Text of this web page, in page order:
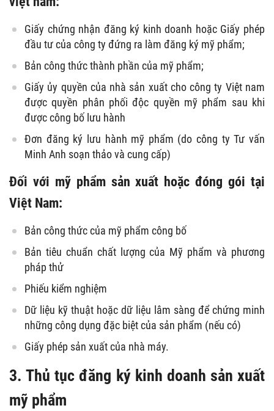
Giấy chứng nhận đăng ký kinh doanh hoặc Giấy phép
đầu tư của công ty đứng ra làm đăng ký mỹ phẩm;
Bản công thức thành phần của mỹ phẩm;
Giấy ủy quyền của nhà sản xuất cho công ty Việt nam
được quyền phân phối độc quyền mỹ phẩm sau khi
được công bố lưu hành
Đơn đăng ký lưu hành mỹ phẩm (do công ty Tư vấn
Minh Anh soạn thảo và cung cấp)
Đối với mỹ phẩm sản xuất hoặc đóng gói tại
Việt Nam:
Bản công thức của mỹ phẩm công bố
Bản tiêu chuẩn chất lượng của Mỹ phẩm và phương
pháp thử
Phiếu kiểm nghiệm
Dữ liệu kỹ thuật hoặc dữ liệu lâm sàng để chứng minh
những công dụng đặc biệt của sản phẩm (nếu có)
Giấy phép sản xuất của nhà máy.
3. Thủ tục đăng ký kinh doanh sản xuất
mỹ phẩm